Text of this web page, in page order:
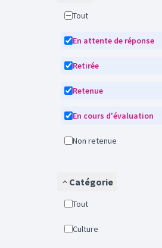
Tout
En attente de réponse
Retirée
Retenue
En cours d'évaluation
Non retenue
Catégorie
Tout
Culture